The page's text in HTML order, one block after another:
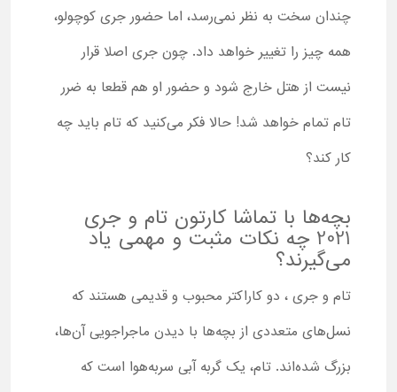
چندان سخت به نظر نمی‌رسد، اما حضور جری کوچولو،
همه چیز را تغییر خواهد داد. چون جری اصلا قرار
نیست از هتل خارج شود و حضور او هم قطعا به ضرر
تام تمام خواهد شد! حالا فکر می‌کنید که تام باید چه
کار کند؟
بچه‌ها با تماشا کارتون تام و جری
2021 چه نکات مثبت و مهمی یاد
می‌گیرند؟
تام و جری ، دو کاراکتر محبوب و قدیمی‌ هستند که
نسل‌های متعددی از بچه‌ها با دیدن ماجراجویی‌ آن‌ها،
بزرگ شده‌اند. تام، یک گربه آبی سربه‌هوا است که